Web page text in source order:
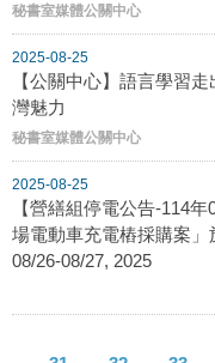
秘書室媒體公關中心
2025-08-25
【公關中心】語言學習
灣魅力
秘書室媒體公關中心
2025-08-25
【營繕組停電公告-114
場電動車充電樁採購案
08/26-08/27, 2025